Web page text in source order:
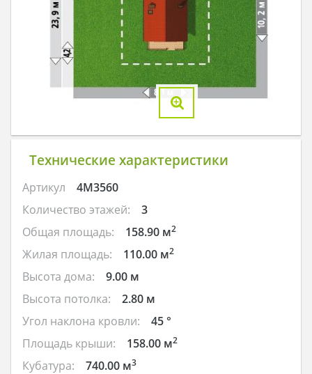
Технические характеристики
Артикул
4M3560
Количество этажей:
3
Общая площадь:
158.90 м2
Жилая площадь: 110.00 м2
Высота дома:
9.00 м
Высота потолка:
2.80 м
Угол наклона кровли:
45 °
Площадь крыши:
158.00 м2
Кубатура: 740.00 м3